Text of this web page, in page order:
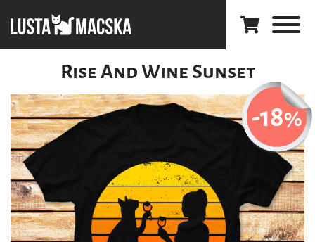
Rise And Wine Sunset
-18%